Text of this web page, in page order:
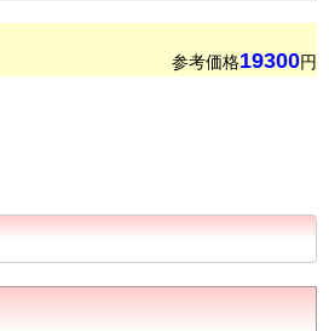
参考価格19300円